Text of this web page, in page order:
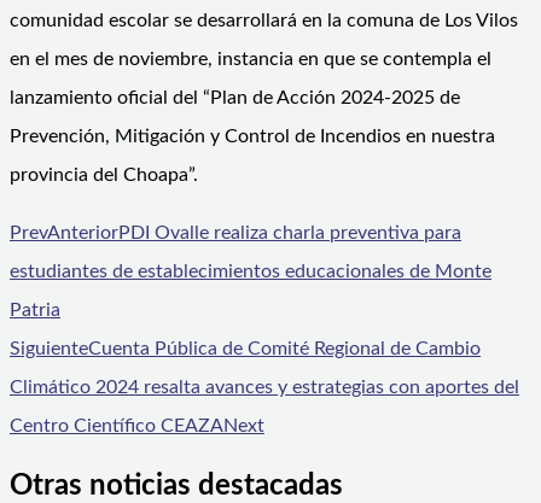
comunidad escolar se desarrollará en la comuna de Los Vilos
en el mes de noviembre, instancia en que se contempla el
lanzamiento oficial del “Plan de Acción 2024-2025 de
Prevención, Mitigación y Control de Incendios en nuestra
provincia del Choapa”.
PrevAnteriorPDI Ovalle realiza charla preventiva para
estudiantes de establecimientos educacionales de Monte
Patria
SiguienteCuenta Pública de Comité Regional de Cambio
Climático 2024 resalta avances y estrategias con aportes del
Centro Científico CEAZANext
Otras noticias destacadas